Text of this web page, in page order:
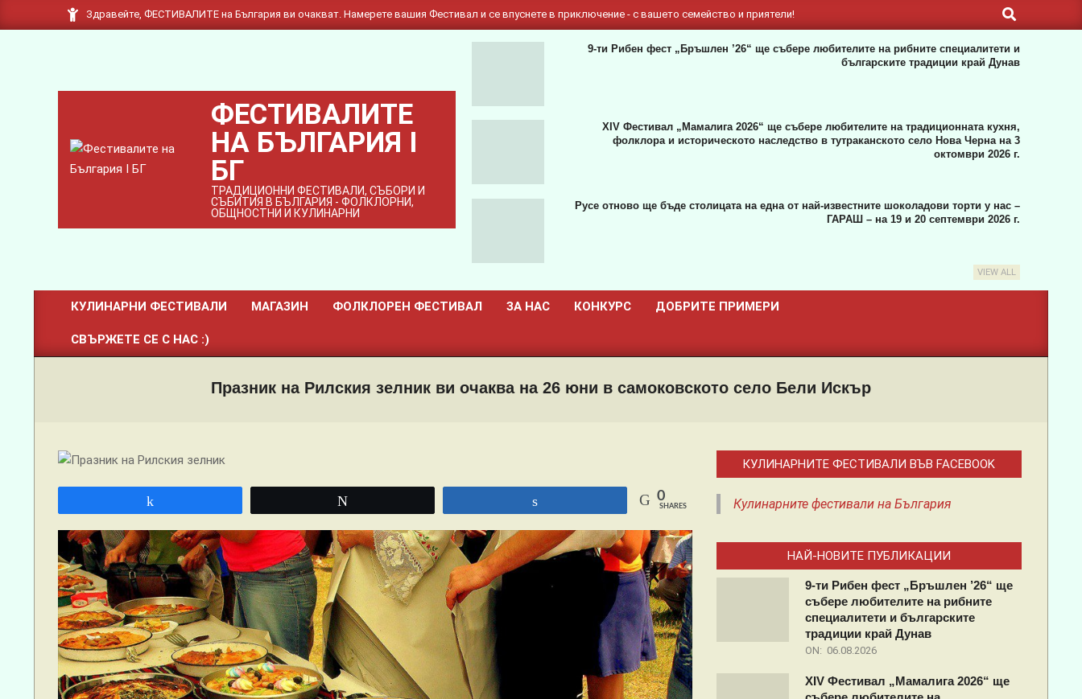
to
Здравейте, ФЕСТИВАЛИТЕ на България ви очакват. Намерете вашия Фестивал и се впуснете в приключение - с вашето семейство и приятели!
Search
ФЕСТИВАЛИТЕ
НА БЪЛГАРИЯ I
БГ
ТРАДИЦИОННИ ФЕСТИВАЛИ, СЪБОРИ И
СЪБИТИЯ В БЪЛГАРИЯ - ФОЛКЛОРНИ,
ОБЩНОСТНИ И КУЛИНАРНИ
9-ти Рибен фест „Бръшлен ’26“ ще събере любителите на рибните специалитети и
българските традиции край Дунав
XIV Фестивал „Мамалига 2026“ ще събере любителите на традиционната кухня,
фолклора и историческото наследство в тутраканското село Нова Черна на 3
октомври 2026 г.
Русе отново ще бъде столицата на една от най-известните шоколадови торти у нас –
ГАРАШ – на 19 и 20 септември 2026 г.
VIEW ALL
Primary
Navigation
КУЛИНАРНИ ФЕСТИВАЛИ МАГАЗИН ФОЛКЛОРЕН ФЕСТИВАЛ ЗА НАС КОНКУРС ДОБРИТЕ ПРИМЕРИ
СВЪРЖЕТЕ СЕ С НАС :)
Празник на Рилския зелник ви очаква на 26 юни в самоковското село Бели Искър
0
SHARES
КУЛИНАРНИТЕ ФЕСТИВАЛИ ВЪВ FACEBOOK
Кулинарните фестивали на България
НАЙ-НОВИТЕ ПУБЛИКАЦИИ
9-ти Рибен фест „Бръшлен ’26“ ще
събере любителите на рибните
специалитети и българските
традиции край Дунав
ON: 06.08.2026
XIV Фестивал „Мамалига 2026“ ще